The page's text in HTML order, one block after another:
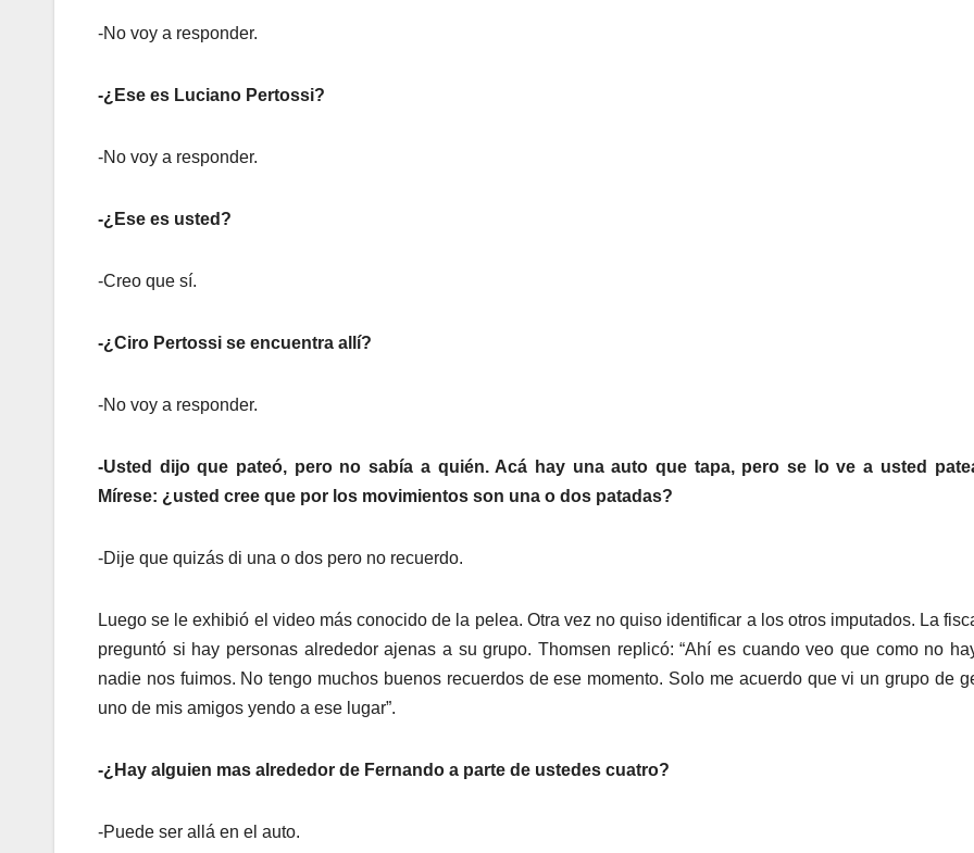
-No voy a responder.
-¿Ese es Luciano Pertossi?
-No voy a responder.
-¿Ese es usted?
-Creo que sí.
-¿Ciro Pertossi se encuentra allí?
-No voy a responder.
-Usted dijo que pateó, pero no sabía a quién. Acá hay una auto que tapa, pero se lo ve a usted
Mírese: ¿usted cree que por los movimientos son una o dos patadas?
-Dije que quizás di una o dos pero no recuerdo.
Luego se le exhibió el video más conocido de la pelea. Otra vez no quiso identificar a los otros imputados. La
preguntó si hay personas alrededor ajenas a su grupo. Thomsen replicó: “Ahí es cuando veo que como no
nadie nos fuimos. No tengo muchos buenos recuerdos de ese momento. Solo me acuerdo que vi un grupo de
uno de mis amigos yendo a ese lugar”.
-¿Hay alguien mas alrededor de Fernando a parte de ustedes cuatro?
-Puede ser allá en el auto.